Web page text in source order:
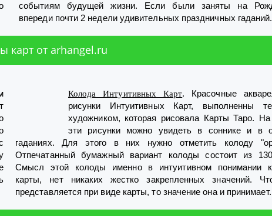
событиям будущей жизни. Если были заняты на
впереди почти 2 недели удивительных праздничных гаданий.
карт от arhangel.ru
Колода Интуитивных Карт. Красочные
рисунки Интуитивных Карт, выполненны
художником, которая рисовала Карты Таро. На
эти рисунки можно увидеть в соннике и в
гаданиях. Для этого в них нужно отметить колоду
Отпечатанный бумажный вариант колоды состоит из
Смысл этой колоды именно в интуитивном понимании
карты, нет никаких жестко закрепленных значений.
представляется при виде карты, то значение она и принимает.